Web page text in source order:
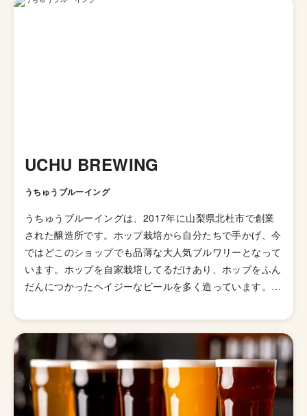
UCHU BREWING
うちゅうブルーイング
うちゅうブルーイングは、2017年に山梨県北杜市で創業
された醸造所です。ホップ栽培から自分たちで手かげ、今
ではどこのショップでも品薄な大人気ブルワリーとなって
います。ホップを自家栽培してるだけあり、ホップをふん
だんにつかったヘイジーなビールを多く造っています。
置いており、SNSや自社サイトなどで使われているクリエ
イティブもかなりハイセンスです。 「宇宙」というネー
ミングは森羅万象に宇宙を感じ、ローカルとグローバル
（そして宇宙）を繋ぐビール作りを目指して、この名前が
つけられたのことです。